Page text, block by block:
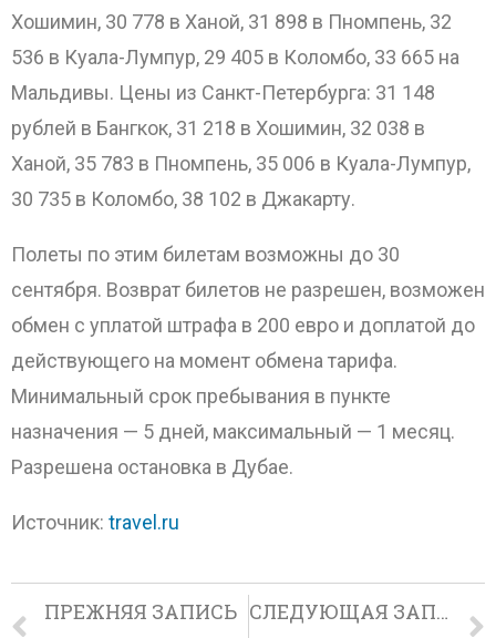
Хошимин, 30 778 в Ханой, 31 898 в Пномпень, 32
536 в Куала-Лумпур, 29 405 в Коломбо, 33 665 на
Мальдивы. Цены из Санкт-Петербурга: 31 148
рублей в Бангкок, 31 218 в Хошимин, 32 038 в
Ханой, 35 783 в Пномпень, 35 006 в Куала-Лумпур,
30 735 в Коломбо, 38 102 в Джакарту.
Полеты по этим билетам возможны до 30
сентября. Возврат билетов не разрешен, возможен
обмен с уплатой штрафа в 200 евро и доплатой до
действующего на момент обмена тарифа.
Минимальный срок пребывания в пункте
назначения — 5 дней, максимальный — 1 месяц.
Разрешена остановка в Дубае.
Источник: travel.ru
ПРЕЖНЯЯ ЗАПИСЬ СЛЕДУЮЩАЯ ЗАПИСЬ